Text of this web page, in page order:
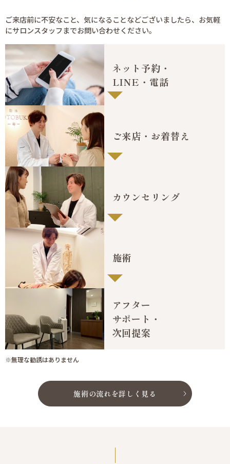
ご来店前に不安なこと、気になることなどございましたら、 お気軽
にサロンスタッフまでお問い合わせください。
ネット予約・
LINE・電話
ご来店・お着替え
カウンセリング
施術
アフター
サポート・
次回提案
※無理な勧誘はありません
施術の流れを詳しく見る